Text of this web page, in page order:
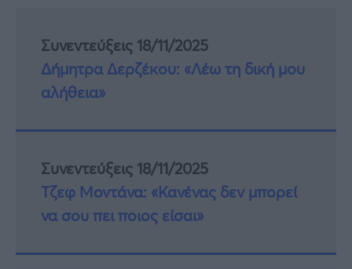
Συνεντεύξεις 18/11/2025
Δήμητρα Δερζέκου: «Λέω τη δική μου
αλήθεια»
Συνεντεύξεις 18/11/2025
Τζεφ Μοντάνα: «Κανένας δεν μπορεί
να σου πει ποιος είσαι»